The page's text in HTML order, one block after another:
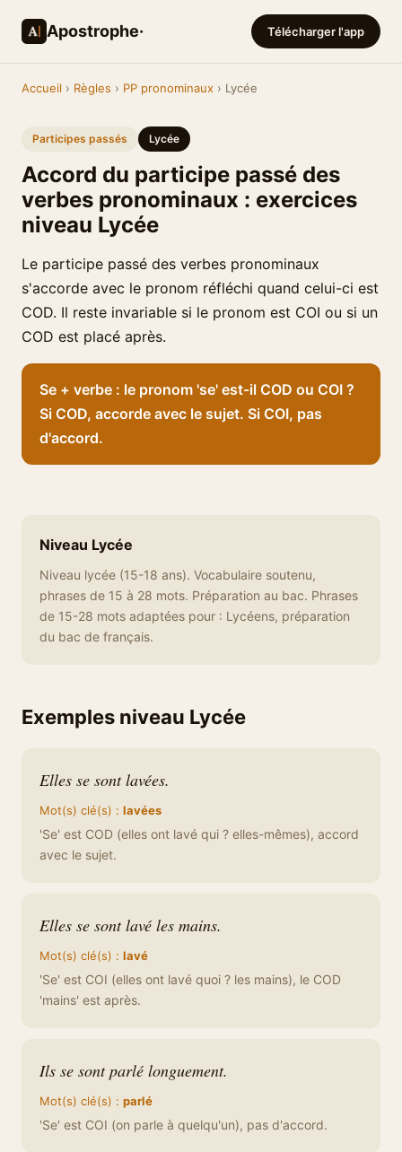
Apostrophe· Télécharger l'app
Accueil › Règles › PP pronominaux › Lycée
Participes passés Lycée
Accord du participe passé des
verbes pronominaux : exercices
niveau Lycée
Le participe passé des verbes pronominaux
s'accorde avec le pronom réfléchi quand celui-ci est
COD. Il reste invariable si le pronom est COI ou si un
COD est placé après.
Se + verbe : le pronom 'se' est-il COD ou COI ?
Si COD, accorde avec le sujet. Si COI, pas
d'accord.
Niveau Lycée
Niveau lycée (15-18 ans). Vocabulaire soutenu,
phrases de 15 à 28 mots. Préparation au bac. Phrases
de 15-28 mots adaptées pour : Lycéens, préparation
du bac de français.
Exemples niveau Lycée
Elles se sont lavées.
Mot(s) clé(s) : lavées
'Se' est COD (elles ont lavé qui ? elles-mêmes), accord
avec le sujet.
Elles se sont lavé les mains.
Mot(s) clé(s) : lavé
'Se' est COI (elles ont lavé quoi ? les mains), le COD
'mains' est après.
Ils se sont parlé longuement.
Mot(s) clé(s) : parlé
'Se' est COI (on parle à quelqu'un), pas d'accord.